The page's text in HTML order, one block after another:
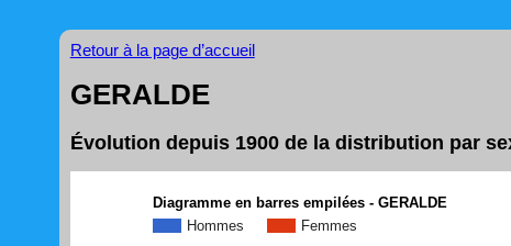
Retour à la page d’accueil
GERALDE
Évolution depuis 1900 de la distribution par
Diagramme en barres empilées - GERALDE
Hommes
Femmes